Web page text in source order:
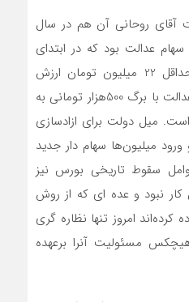
آقای روحانی آن هم در سال
عدالت بود که در ابتدای
کار این سهم برای هر فرد حداقل 22 میلیون تومان ارزش
داشت اما امروز ارزش سهام عدالت با برگ 500هزار تومانی به
است. میل دولت برای ازادسازی
میلیون‌ها سهام دار جدید
سقوط تاریخی بورس نیز
نبود و عده ای که از روش
کرده‌اند امروز تنها نظاره گری
مسئولیت آنرا برعهده